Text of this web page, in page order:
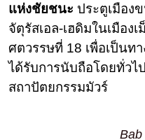
แห่งชัยชนะ ประตูเมือง
จัตุรัสเอล-เฮดิมในเมือง
ศตวรรษที่ 18 เพื่อเป็นท
ได้รับการนับถือโดยทั่วไ
สถาปัตยกรรมมัวร์
Bab